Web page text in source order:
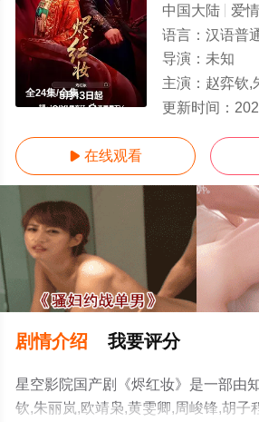
全24集/全集
中国大陆 爱
语言： 汉语普
导演： 未知
主演： 赵弈钦,朱丽岚,
更新时间：
 在线观看
剧情介绍 我要评分
星空影院国产剧《烬红妆》是一部由
钦,朱丽岚,欧靖枭,黄雯卿,周峻锋,胡子